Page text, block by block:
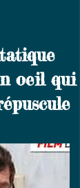
oeil qui